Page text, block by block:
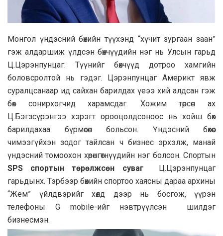
Монгол үндэсний бөхийн түүхэнд “хүчит зургаан заан”
гэж алдаршиж үлдсэн бөхчүүдийн нэг нь Улсын гарьд
Ц.Цэрэнпунцаг. Түүнийг бөхчүүд дотроо хамгийн
боловсролтой нь гэдэг. Цэрэнпунцаг Америкт явж
суралцсанаар ид сайхан барилдах үеээ хий алдсан гэж
бөх сонирхогчид харамсдаг. Хожим төрсөн ах
Ц.Бэгзсүрэнгээ хэрэгт орооцолдсоноос нь хойш бөх
барилдахаа бүрмөсөн больсон. Үндэсний бөхөөс
чимээгүйхэн зодог тайлсан ч бизнес эрхэлж, манай
үндэсний томоохон хөрөнгөтнүүдийн нэг болсон. Спортын
SPS спортын төрөлжсөн суваг
Ц.Цэрэнпунцаг
гарьдынх. Тэрбээр бөхийн спортоо хаясны дараа архины
“Жем” үйлдвэрийг хөлд дээр нь босгож, үүрэн
телефоны G mobile-ийг нэвтрүүлсэн шилдэг
бизнесмэн.